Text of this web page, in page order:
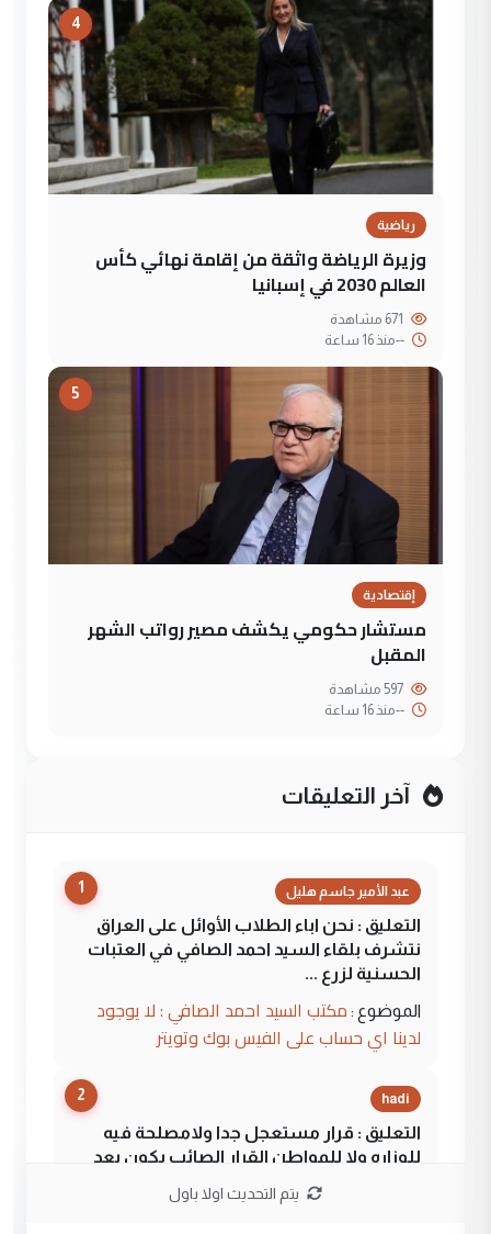
4
رياضية
وزيرة الرياضة واثقة من إقامة نهائي كأس
العالم 2030 في إسبانيا
--منذ 16 ساعة
5
إقتصادية
مستشار حكومي يكشف مصير رواتب الشهر
المقبل
--منذ 16 ساعة
آخر التعليقات
1 عبد الأمير جاسم هليل
التعليق : نحن اباء الطلاب الأوائل على العراق
نتشرف بلقاء السيد احمد الصافي في العتبات
الحسنية لزرع ...
الموضوع : مكتب السيد احمد الصافي : لا يوجود
لدينا اي حساب على الفيس بوك وتويتر
2 hadi
التعليق : قرار مستعجل جدا ولامصلحة فيه
للوزاره ولا للمواطن القرار الصائب يكون بعد
يتم التحديث اولا باول